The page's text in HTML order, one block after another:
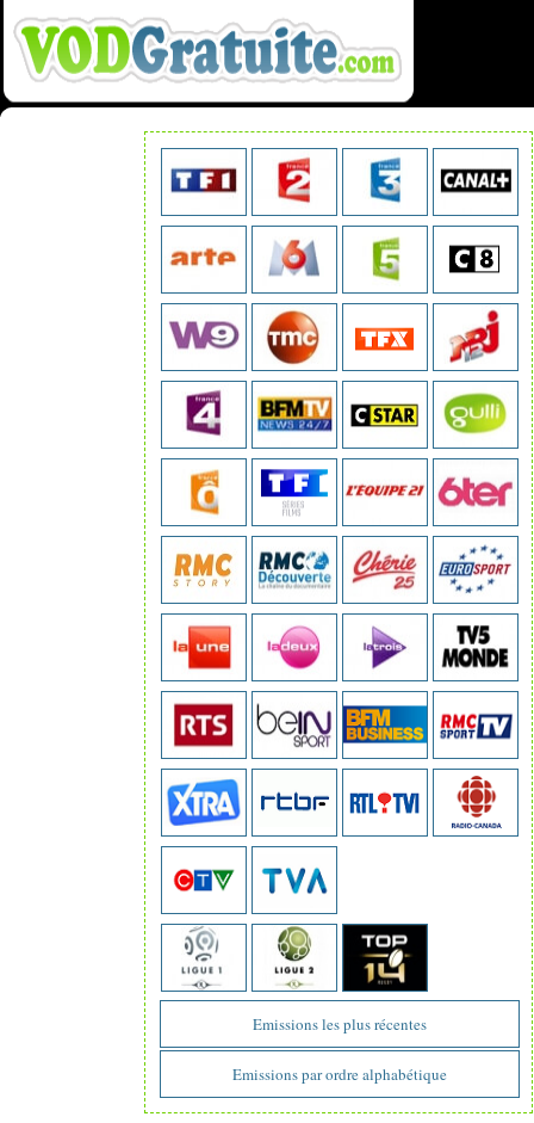
Emissions les plus récentes
Emissions par ordre alphabétique